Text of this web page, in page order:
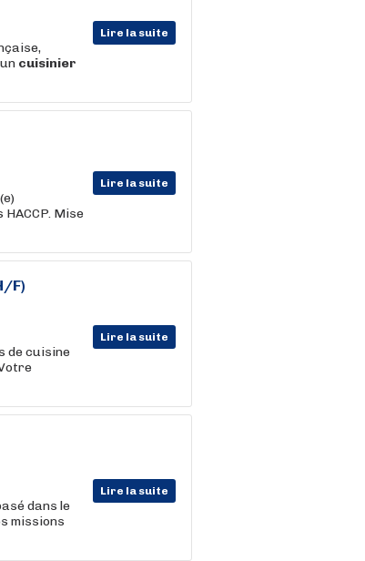
Lire la suite
cuisinier
Lire la suite
Mise
F)
Lire la suite
de cuisine
Lire la suite
dans le
missions